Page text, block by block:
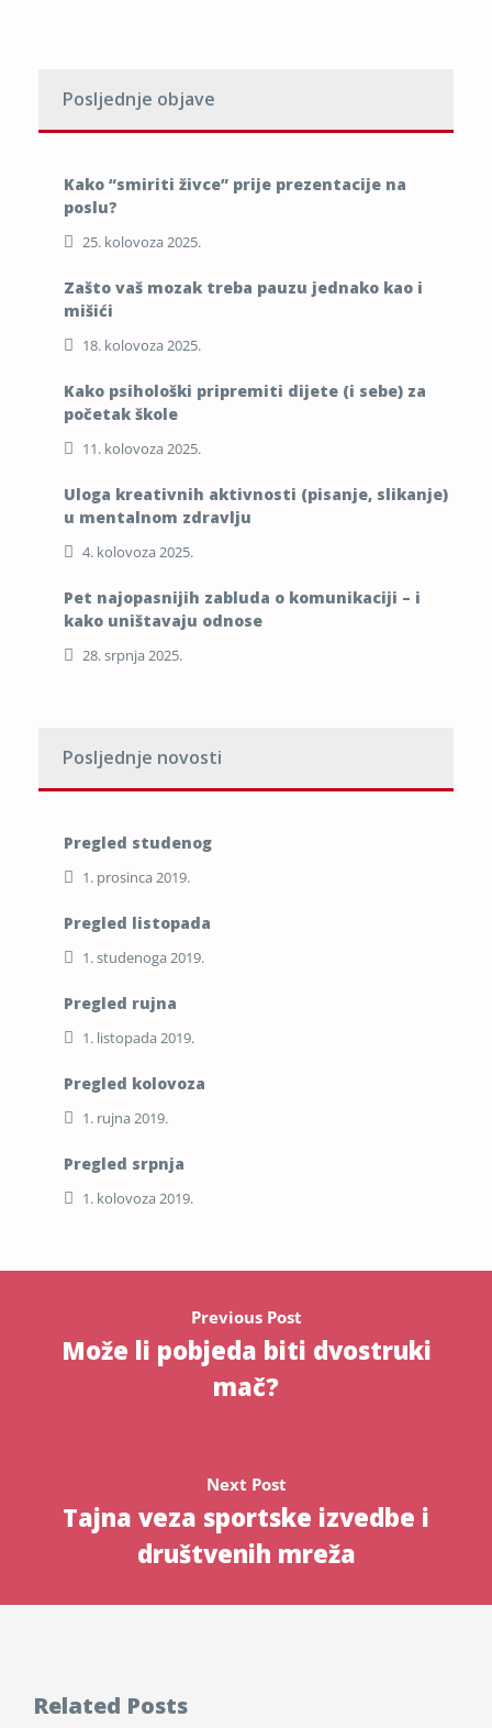
Posljednje objave
Kako “smiriti živce” prije prezentacije na
poslu?
25. kolovoza 2025.
Zašto vaš mozak treba pauzu jednako kao i
mišići
18. kolovoza 2025.
Kako psihološki pripremiti dijete (i sebe) za
početak škole
11. kolovoza 2025.
Uloga kreativnih aktivnosti (pisanje, slikanje)
u mentalnom zdravlju
4. kolovoza 2025.
Pet najopasnijih zabluda o komunikaciji – i
kako uništavaju odnose
28. srpnja 2025.
Posljednje novosti
Pregled studenog
1. prosinca 2019.
Pregled listopada
1. studenoga 2019.
Pregled rujna
1. listopada 2019.
Pregled kolovoza
1. rujna 2019.
Pregled srpnja
1. kolovoza 2019.
Previous Post
Može li pobjeda biti dvostruki
mač?
Next Post
Tajna veza sportske izvedbe i
društvenih mreža
Related Posts